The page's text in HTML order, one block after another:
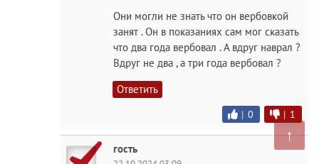
Они могли не знать что он вербовкой
занят . Он в показаниях сам мог сказать
что два года вербовал . А вдруг наврал ?
Вдруг не два , а три года вербовал ?
Ответить
| 0 | 1
гость
↑